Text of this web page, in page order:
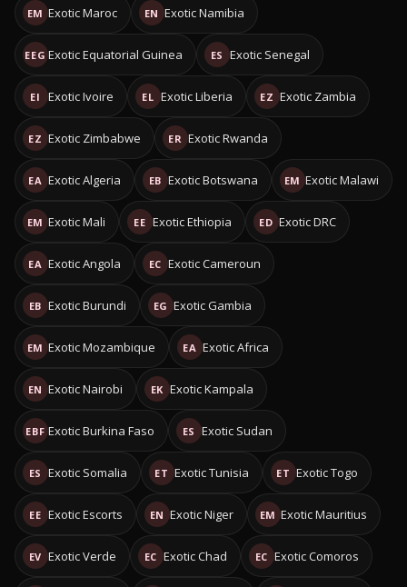
EM Exotic Maroc EN Exotic Namibia
EEG Exotic Equatorial Guinea ES Exotic Senegal
EI Exotic Ivoire EL Exotic Liberia EZ Exotic Zambia
EZ Exotic Zimbabwe ER Exotic Rwanda
EA Exotic Algeria EB Exotic Botswana EM Exotic Malawi
EM Exotic Mali EE Exotic Ethiopia ED Exotic DRC
EA Exotic Angola EC Exotic Cameroun
EB Exotic Burundi EG Exotic Gambia
EM Exotic Mozambique EA Exotic Africa
EN Exotic Nairobi EK Exotic Kampala
EBF Exotic Burkina Faso ES Exotic Sudan
ES Exotic Somalia ET Exotic Tunisia ET Exotic Togo
EE Exotic Escorts EN Exotic Niger EM Exotic Mauritius
EV Exotic Verde EC Exotic Chad EC Exotic Comoros